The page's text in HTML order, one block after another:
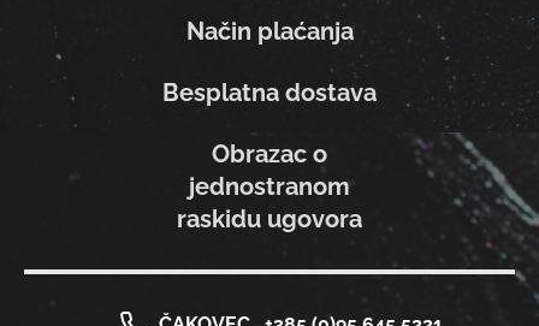
Način plaćanja
Besplatna dostava
Obrazac o
jednostranom
raskidu ugovora